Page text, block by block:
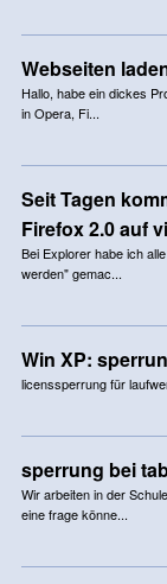
Webseiten
Hallo, habe ein dickes
in Opera, Fi...
Seit Tagen
Firefox 2.0 auf
Bei Explorer habe ich
werden" gemac...
Win XP:
licenssperrung für
sperrung bei
Wir arbeiten in der
eine frage könne...